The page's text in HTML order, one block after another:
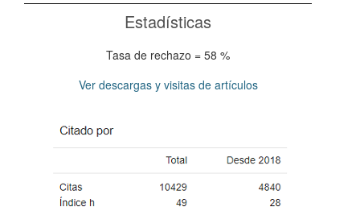
Estadísticas
Tasa de rechazo = 58 %
Ver descargas y visitas de artículos